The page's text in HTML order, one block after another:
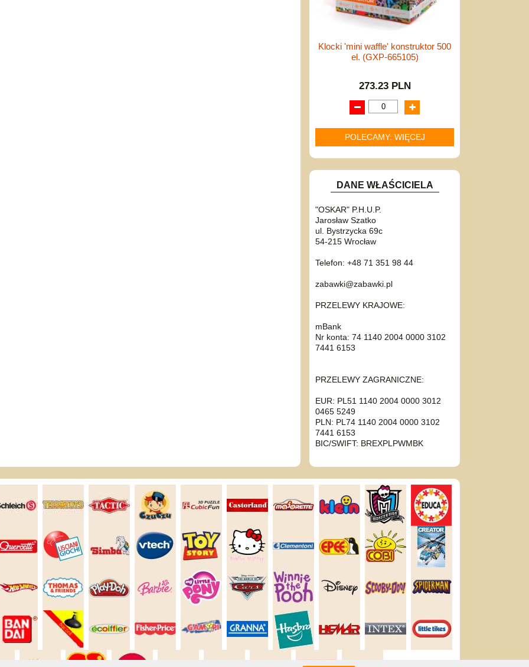
Klocki 'mini waffle' konstruktor 500
el. (GXP-665105)
273.23 PLN
POLECAMY: WIĘCEJ
DANE WŁAŚCICIELA
"OSKAR" P.H.U.P.
Jarosław Szatko
ul. Bystrzycka 69c
54-215 Wrocław
Telefon: +48 71 351 98 44
zabawki@zabawki.pl
PRZELEWY KRAJOWE:
mBank
Nr konta: 74 1140 2004 0000 3102
7441 6153
PRZELEWY ZAGRANICZNE:
EUR: PL51 1140 2004 0000 3012
0465 5249
PLN: PL74 1140 2004 0000 3102
7441 6153
BIC/SWIFT: BREXPLPWMBK